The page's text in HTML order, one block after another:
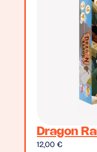
Dragon
12,00€